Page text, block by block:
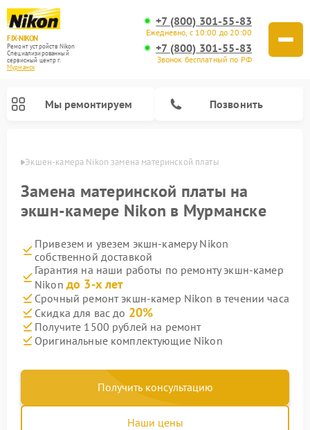
FIX-NIKON
Ремонт устройств Nikon
Специализированный
cервисный центр г.
Мурманск
+7 (800) 301-55-83
Ежедневно, с 10:00 до 20:00
+7 (800) 301-55-83
Звонок бесплатный по РФ
Мы ремонтируем Позвонить
Экшен-камера Nikon замена материнской платы
Замена материнской платы на
экшн-камере Nikon в Мурманске
Привезем и увезем экшн-камеру Nikon
собственной доставкой
Гарантия на наши работы по ремонту экшн-камер
Nikon до 3-х лет
Срочный ремонт экшн-камер Nikon в течении часа
Скидка для вас до 20%
Получите 1500 рублей на ремонт
Оригинальные комплектующие Nikon
Получить консультацию
Наши цены